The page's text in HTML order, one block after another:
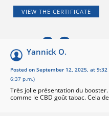
VIEW THE CERTIFICATE
9.3
Basé sur 23 avis
Yannick O.
Posted on September 12, 2025, at 9:32
6:37 p.m.)
Très jolie présentation du booster.
comme le CBD goût tabac. Cela